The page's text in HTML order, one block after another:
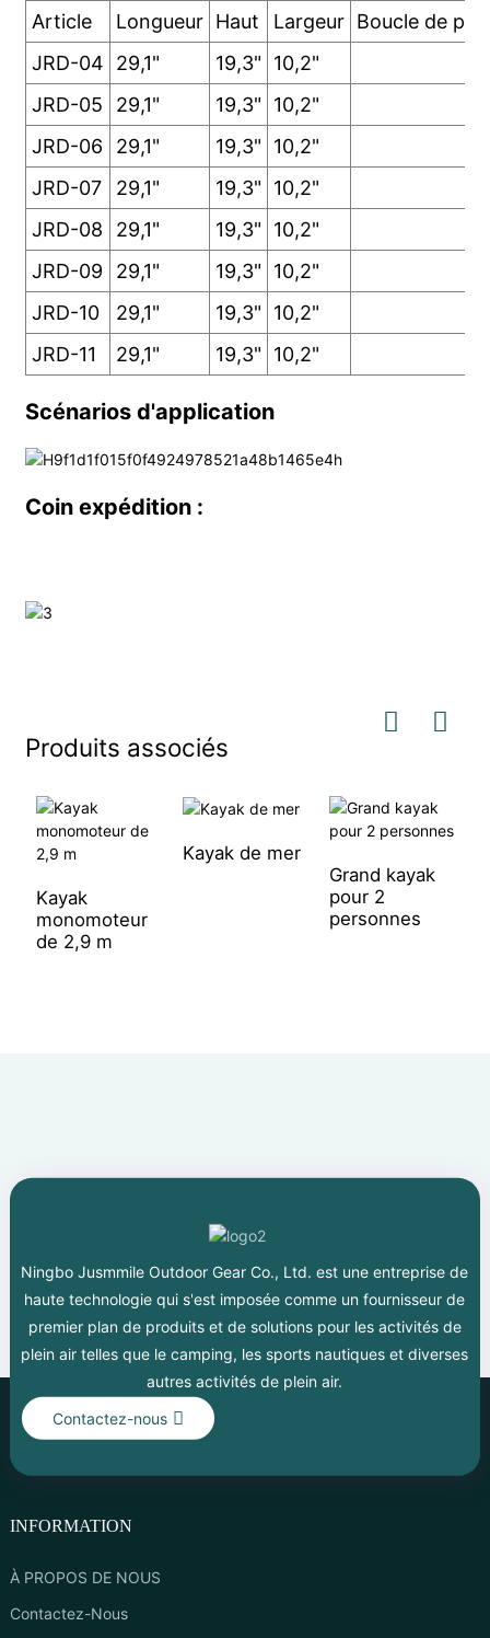
Article Longueur Haut Largeur Boucle de
JRD-04
29,1" 19,3"
10,2"
JRD-05
29,1" 19,3"
10,2"
JRD-06
29,1" 19,3"
10,2"
JRD-07
29,1" 19,3"
10,2"
JRD-08
29,1" 19,3"
10,2"
JRD-09
29,1" 19,3"
10,2"
JRD-10
29,1" 19,3"
10,2"
JRD-11
29,1" 19,3" 10,2"
Scénarios d'application
Coin expédition :
Produits associés
Kayak
monomoteur
de 2,9 m
Kayak de mer
Grand kayak
pour 2
personnes
Ningbo Jusmmile Outdoor Gear Co., Ltd. est une entreprise de
haute technologie qui s'est imposée comme un fournisseur de
premier plan de produits et de solutions pour les activités de
plein air telles que le camping, les sports nautiques et diverses
autres activités de plein air.
Contactez-nous
INFORMATION
À PROPOS DE NOUS
Contactez-Nous